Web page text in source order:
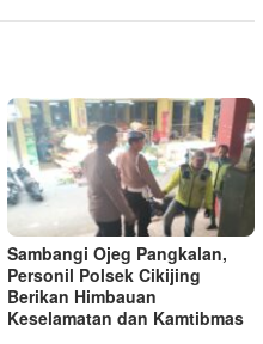
Sambangi Ojeg Pangkalan,
Personil Polsek Cikijing
Berikan Himbauan
Keselamatan dan Kamtibmas